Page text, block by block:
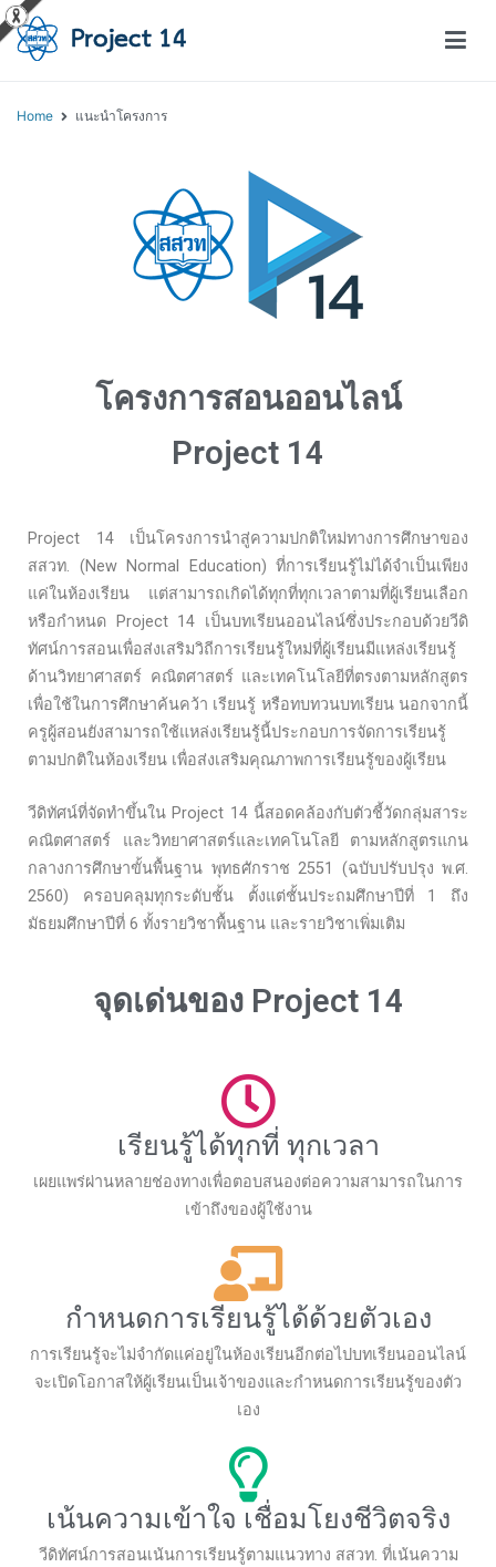
Home แนะนำโครงการ
โครงการสอนออนไลน์
Project 14
Project 14 เป็นโครงการนำสู่ความปกติใหม่ทางการศึกษาของ
สสวท. (New Normal Education) ที่การเรียนรู้ไม่ได้จำเป็นเพียง
แค่ในห้องเรียน แต่สามารถเกิดได้ทุกที่ทุกเวลาตามที่ผู้เรียนเลือก
หรือกำหนด Project 14 เป็นบทเรียนออนไลน์ซึ่งประกอบด้วยวีดิ
ทัศน์การสอนเพื่อส่งเสริมวิถีการเรียนรู้ใหม่ที่ผู้เรียนมีแหล่งเรียนรู้
ด้านวิทยาศาสตร์ คณิตศาสตร์ และเทคโนโลยีที่ตรงตามหลักสูตร
เพื่อใช้ในการศึกษาค้นคว้า เรียนรู้ หรือทบทวนบทเรียน นอกจากนี้
ครูผู้สอนยังสามารถใช้แหล่งเรียนรู้นี้ประกอบการจัดการเรียนรู้
ตามปกติในห้องเรียน เพื่อส่งเสริมคุณภาพการเรียนรู้ของผู้เรียน
วีดิทัศน์ที่จัดทำขึ้นใน Project 14 นี้สอดคล้องกับตัวชี้วัดกลุ่มสาระ
คณิตศาสตร์ และวิทยาศาสตร์และเทคโนโลยี ตามหลักสูตรแกน
กลางการศึกษาขั้นพื้นฐาน พุทธศักราช 2551 (ฉบับปรับปรุง พ.ศ.
2560) ครอบคลุมทุกระดับชั้น ตั้งแต่ชั้นประถมศึกษาปีที่ 1 ถึง
มัธยมศึกษาปีที่ 6 ทั้งรายวิชาพื้นฐาน และรายวิชาเพิ่มเติม
จุดเด่นของ Project 14
เรียนรู้ได้ทุกที่ ทุกเวลา
เผยแพร่ผ่านหลายช่องทางเพื่อตอบสนองต่อความสามารถในการ
เข้าถึงของผู้ใช้งาน
กำหนดการเรียนรู้ได้ด้วยตัวเอง
การเรียนรู้จะไม่จำกัดแค่อยู่ในห้องเรียนอีกต่อไปบทเรียนออนไลน์
จะเปิดโอกาสให้ผู้เรียนเป็นเจ้าของและกำหนดการเรียนรู้ของตัว
เอง
เน้นความเข้าใจ เชื่อมโยงชีวิตจริง
วีดิทัศน์การสอนเน้นการเรียนรู้ตามแนวทาง สสวท. ที่เน้นความ